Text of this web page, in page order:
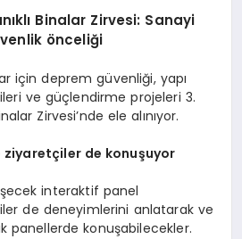
Binalar Zirvesi: Sanayi
önceliği
için deprem güvenliği, yapı
ve güçlendirme projeleri 3.
Zirvesi’nde ele alınıyor.
de konuşuyor
interaktif panel
de deneyimlerini anlatarak ve
panellerde konuşabilecekler.